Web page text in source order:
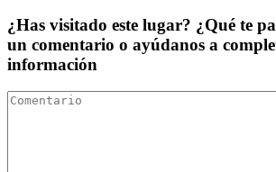
¿Has visitado este lugar? ¿Qué te
un comentario o ayúdanos a
información